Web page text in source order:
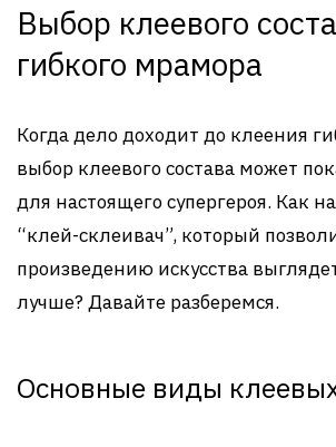
Выбор клеевого
гибкого мрамора
Когда дело доходит до клеения
выбор клеевого состава может
для настоящего супергероя. Как
“клей-склеивач”, который
произведению искусства
лучше? Давайте разберемся.
Основные виды